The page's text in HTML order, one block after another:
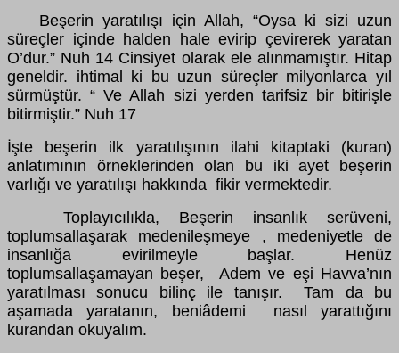
Beşerin yaratılışı için Allah, “Oysa ki sizi uzun
süreçler içinde halden hale evirip çevirerek yaratan
O’dur.” Nuh 14 Cinsiyet olarak ele alınmamıştır. Hitap
geneldir. ihtimal ki bu uzun süreçler milyonlarca yıl
sürmüştür. “ Ve Allah sizi yerden tarifsiz bir bitirişle
bitirmiştir.” Nuh 17
İşte beşerin ilk yaratılışının ilahi kitaptaki (kuran)
anlatımının örneklerinden olan bu iki ayet beşerin
varlığı ve yaratılışı hakkında fikir vermektedir.
Toplayıcılıkla, Beşerin insanlık serüveni,
toplumsallaşarak medenileşmeye , medeniyetle de
insanlığa evirilmeyle başlar. Henüz
toplumsallaşamayan beşer, Adem ve eşi Havva’nın
yaratılması sonucu bilinç ile tanışır. Tam da bu
aşamada yaratanın, beniâdemi nasıl yarattığını
kurandan okuyalım.